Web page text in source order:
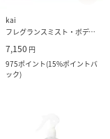
kai
フレグランスミスト・ボディミスト
7,150 円
975ポイント(15%ポイントバ
ック)